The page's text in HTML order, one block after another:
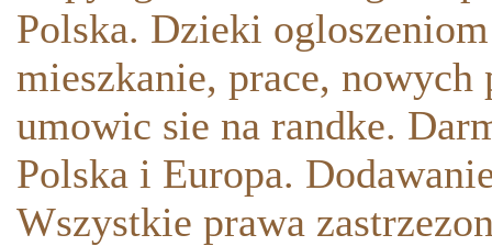
Polska. Dzieki
mieszkanie, prace,
umowic sie na randke.
Polska i Europa.
Wszystkie prawa